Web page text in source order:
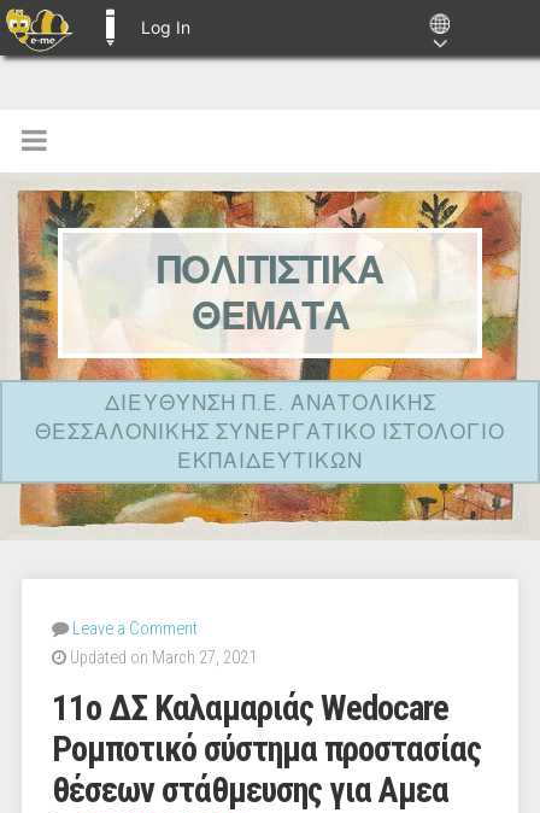
Log In
ΠΟΛΙΤΙΣΤΙΚΑ
ΘΕΜΑΤΑ
ΔΙΕΥΘΥΝΣΗ Π.Ε. ΑΝΑΤΟΛΙΚΗΣ
ΘΕΣΣΑΛΟΝΙΚΗΣ ΣΥΝΕΡΓΑΤΙΚΟ ΙΣΤΟΛΟΓΙΟ
ΕΚΠΑΙΔΕΥΤΙΚΩΝ
Leave a Comment
Updated on March 27, 2021
11ο ΔΣ Καλαμαριάς Wedocare
Ρομποτικό σύστημα προστασίας
θέσεων στάθμευσης για Αμεα